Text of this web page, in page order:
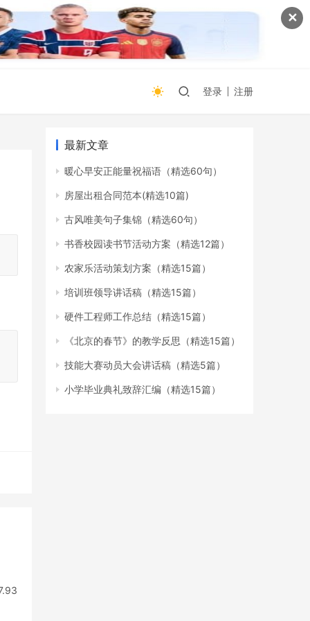
✕
登录 注册
最新文章
暖心早安正能量祝福语（精选60句）
房屋出租合同范本(精选10篇)
古风唯美句子集锦（精选60句）
书香校园读书节活动方案（精选12篇）
农家乐活动策划方案（精选15篇）
培训班领导讲话稿（精选15篇）
硬件工程师工作总结（精选15篇）
《北京的春节》的教学反思（精选15篇）
技能大赛动员大会讲话稿（精选5篇）
小学毕业典礼致辞汇编（精选15篇）